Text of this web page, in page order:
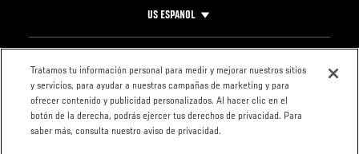
US ESPANOL
Pie
de
Página
CONTACTO
LEGAL
Condiciones
Política de
privacidad
Tratamos tu información personal para medir y mejorar nuestros sitios
y servicios, para ayudar a nuestras campañas de marketing y para
ofrecer contenido y publicidad personalizados. Al hacer clic en el
botón de la derecha, podrás ejercer tus derechos de privacidad. Para
saber más, consulta nuestro aviso de privacidad.